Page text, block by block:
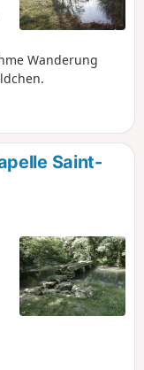
Wanderung
Saint-